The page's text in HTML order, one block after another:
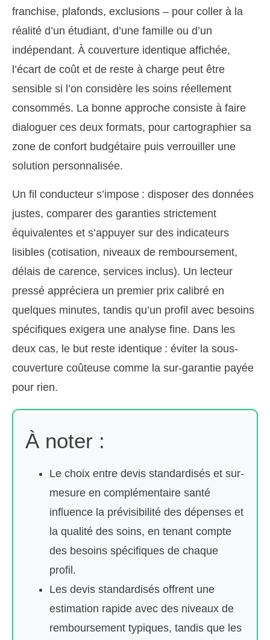
franchise, plafonds, exclusions – pour coller à la
réalité d’un étudiant, d’une famille ou d’un
indépendant. À couverture identique affichée,
l’écart de coût et de reste à charge peut être
sensible si l’on considère les soins réellement
consommés. La bonne approche consiste à faire
dialoguer ces deux formats, pour cartographier sa
zone de confort budgétaire puis verrouiller une
solution personnalisée.
Un fil conducteur s’impose : disposer des données
justes, comparer des garanties strictement
équivalentes et s’appuyer sur des indicateurs
lisibles (cotisation, niveaux de remboursement,
délais de carence, services inclus). Un lecteur
pressé appréciera un premier prix calibré en
quelques minutes, tandis qu’un profil avec besoins
spécifiques exigera une analyse fine. Dans les
deux cas, le but reste identique : éviter la sous-
couverture coûteuse comme la sur-garantie payée
pour rien.
À noter :
Le choix entre devis standardisés et sur-
mesure en complémentaire santé
influence la prévisibilité des dépenses et
la qualité des soins, en tenant compte
des besoins spécifiques de chaque
profil.
Les devis standardisés offrent une
estimation rapide avec des niveaux de
remboursement typiques, tandis que les